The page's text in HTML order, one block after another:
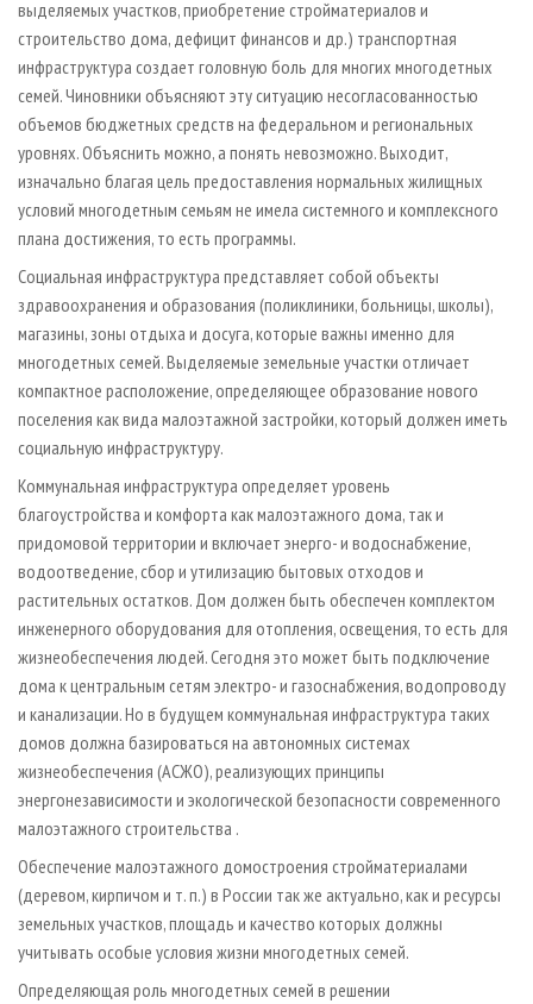
выделяемых участков, приобретение стройматериалов и
строительство дома, дефицит финансов и др.) транспортная
инфраструктура создает головную боль для многих многодетных
семей. Чиновники объясняют эту ситуацию несогласованностью
объемов бюджетных средств на федеральном и региональных
уровнях. Объяснить можно, а понять невозможно. Выходит,
изначально благая цель предоставления нормальных жилищных
условий многодетным семьям не имела системного и комплексного
плана достижения, то есть программы.
Социальная инфраструктура представляет собой объекты
здравоохранения и образования (поликлиники, больницы, школы),
магазины, зоны отдыха и досуга, которые важны именно для
многодетных семей. Выделяемые земельные участки отличает
компактное расположение, определяющее образование нового
поселения как вида малоэтажной застройки, который должен иметь
социальную инфраструктуру.
Коммунальная инфраструктура определяет уровень
благоустройства и комфорта как малоэтажного дома, так и
придомовой территории и включает энерго- и водоснабжение,
водоотведение, сбор и утилизацию бытовых отходов и
растительных остатков. Дом должен быть обеспечен комплектом
инженерного оборудования для отопления, освещения, то есть для
жизнеобеспечения людей. Сегодня это может быть подключение
дома к центральным сетям электро- и газоснабжения, водопроводу
и канализации. Но в будущем коммунальная инфраструктура таких
домов должна базироваться на автономных системах
жизнеобеспечения (АСЖО), реализующих принципы
энергонезависимости и экологической безопасности современного
малоэтажного строительства .
Обеспечение малоэтажного домостроения стройматериалами
(деревом, кирпичом и т. п.) в России так же актуально, как и ресурсы
земельных участков, площадь и качество которых должны
учитывать особые условия жизни многодетных семей.
Определяющая роль многодетных семей в решении